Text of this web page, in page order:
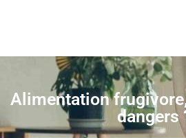
Alimentation
dangers